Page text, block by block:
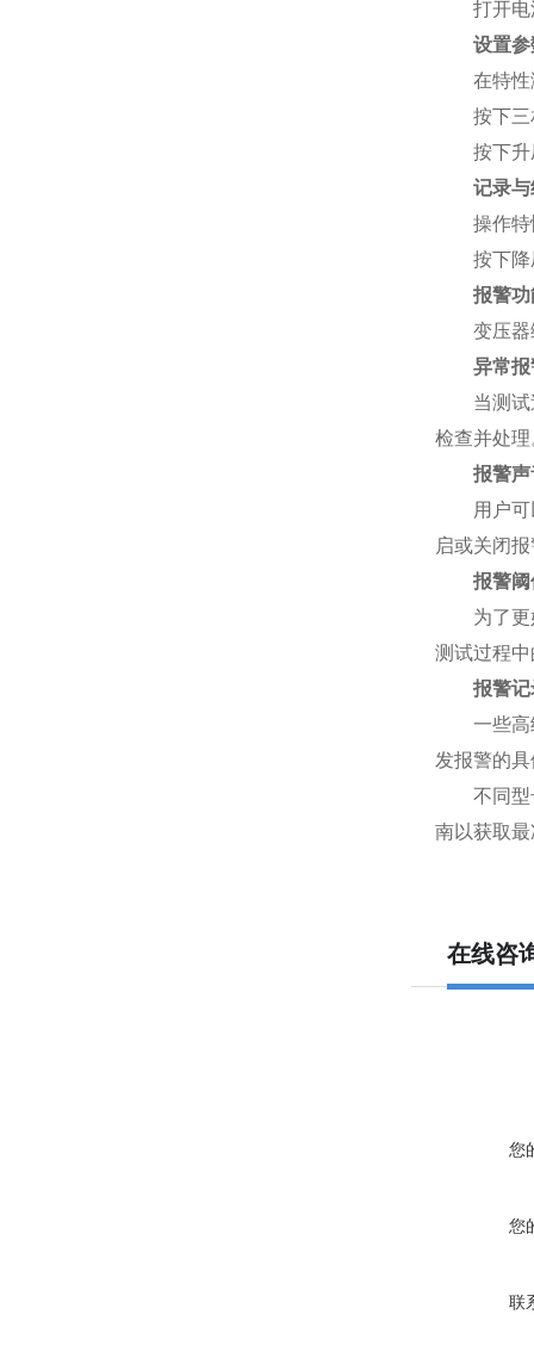
打开电源
设置
在特性测
按下三相
按下升压
记录
操作特性
按下降压
报警
变压器综
异常报
当测试过
检查并处理
报警
用户可以
启或关闭
报警
为了更好
测试过程
报警
一些高级
发报警的
不同型号
南以获取
在线咨
您
您
联